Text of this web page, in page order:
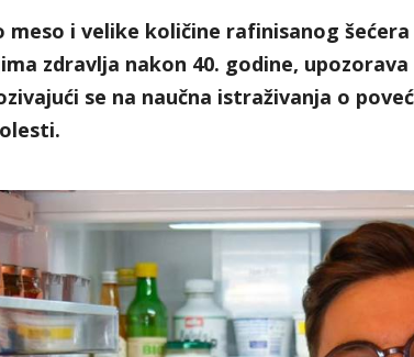
meso i velike količine rafinisanog
zdravlja nakon 40. godine,
se na naučna istraživanja o